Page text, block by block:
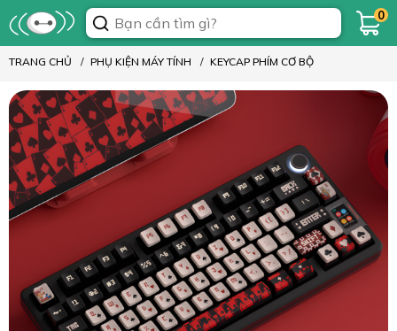
0
TRANG CHỦ PHỤ KIỆN MÁY TÍNH KEYCAP PHÍM CƠ BỘ